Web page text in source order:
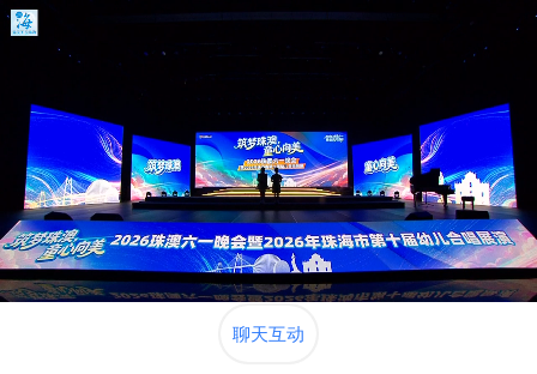
聊天互动
文
💕 DIN👉 🐮 🐮
棒棒
文
好棒